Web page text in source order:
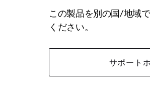
この製品を別の国/地域
ください。
サポート